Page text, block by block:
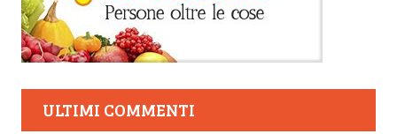
ULTIMI COMMENTI